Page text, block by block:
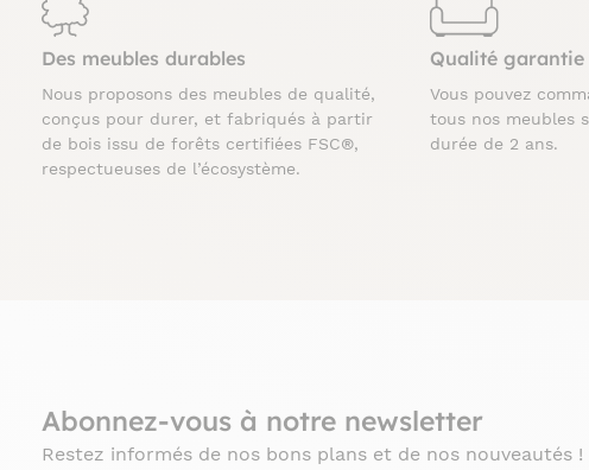
Des meubles durables
Nous proposons des meubles de qualité,
conçus pour durer, et fabriqués à partir
de bois issu de forêts certifiées FSC®,
respectueuses de l’écosystème.
Qualité garantie
Vous pouvez
tous nos meubles
durée de 2 ans.
Abonnez-vous à notre newsletter
Restez informés de nos bons plans et de nos nouveautés !